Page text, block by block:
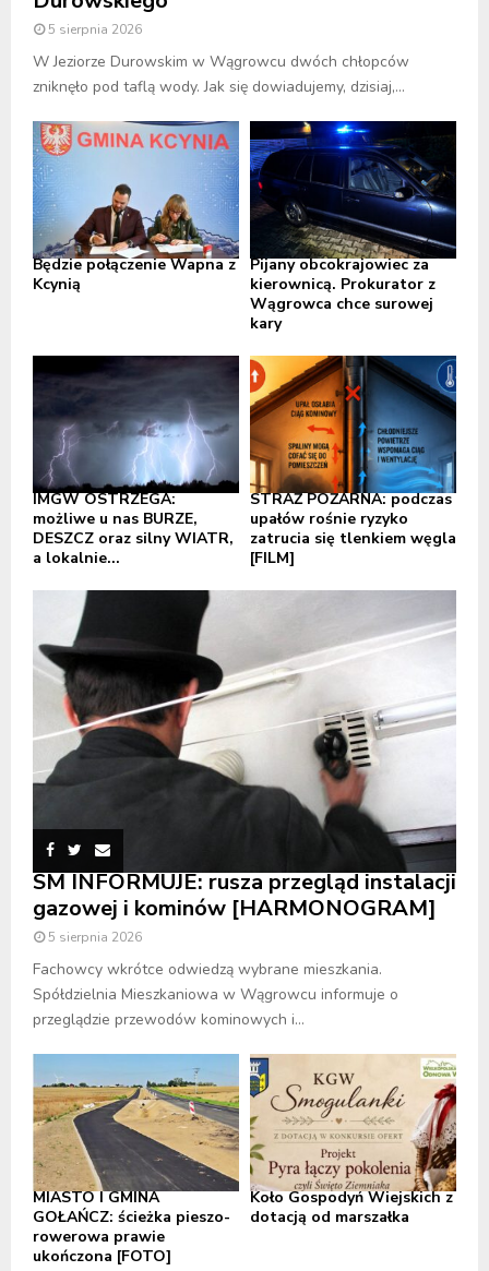
5 sierpnia 2026
W Jeziorze Durowskim w Wągrowcu dwóch chłopców
zniknęło pod taflą wody. Jak się dowiadujemy, dzisiaj,...
Będzie połączenie Wapna z
Kcynią
Pijany obcokrajowiec za
kierownicą. Prokurator z
Wągrowca chce surowej
kary
IMGW OSTRZEGA:
możliwe u nas BURZE,
DESZCZ oraz silny WIATR,
a lokalnie...
STRAŻ POŻARNA: podczas
upałów rośnie ryzyko
zatrucia się tlenkiem węgla
[FILM]
SM INFORMUJE: rusza przegląd instalacji
gazowej i kominów [HARMONOGRAM]
5 sierpnia 2026
Fachowcy wkrótce odwiedzą wybrane mieszkania.
Spółdzielnia Mieszkaniowa w Wągrowcu informuje o
przeglądzie przewodów kominowych i...
MIASTO I GMINA
GOŁAŃCZ: ścieżka pieszo-
rowerowa prawie
ukończona [FOTO]
Koło Gospodyń Wiejskich z
dotacją od marszałka